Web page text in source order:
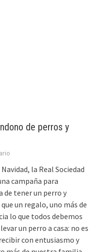
de perros y
la Real Sociedad
campaña para
de tener un perro y
un regalo, uno más de
lo que todos debemos
un perro a casa: no es
con entusiasmo y